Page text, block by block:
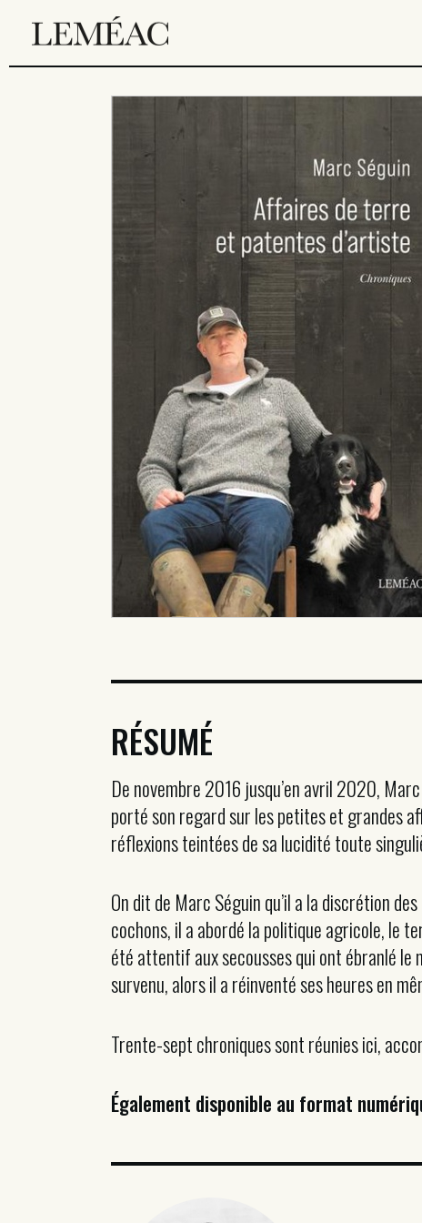
RÉSUMÉ
De novembre 2016 jusqu’en avril 2020,
porté son regard sur les petites et grandes
réflexions teintées de sa lucidité toute
On dit de Marc Séguin qu’il a la discrétion
cochons, il a abordé la politique agricole, le
été attentif aux secousses qui ont ébranlé le
survenu, alors il a réinventé ses heures en
Trente-sept chroniques sont réunies ici,
Également disponible au format